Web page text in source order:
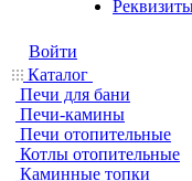
Войти
Каталог
Печи для бани
Печи-камины
Печи отопительные
Котлы отопительные
Каминные топки